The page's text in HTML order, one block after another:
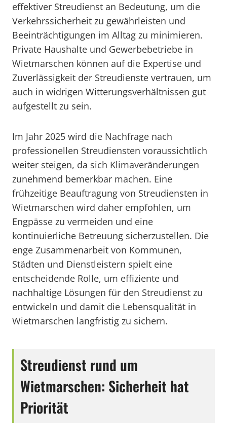
effektiver Streudienst an Bedeutung, um die
Verkehrssicherheit zu gewährleisten und
Beeinträchtigungen im Alltag zu minimieren.
Private Haushalte und Gewerbebetriebe in
Wietmarschen können auf die Expertise und
Zuverlässigkeit der Streudienste vertrauen, um
auch in widrigen Witterungsverhältnissen gut
aufgestellt zu sein.
Im Jahr 2025 wird die Nachfrage nach
professionellen Streudiensten voraussichtlich
weiter steigen, da sich Klimaveränderungen
zunehmend bemerkbar machen. Eine
frühzeitige Beauftragung von Streudiensten in
Wietmarschen wird daher empfohlen, um
Engpässe zu vermeiden und eine
kontinuierliche Betreuung sicherzustellen. Die
enge Zusammenarbeit von Kommunen,
Städten und Dienstleistern spielt eine
entscheidende Rolle, um effiziente und
nachhaltige Lösungen für den Streudienst zu
entwickeln und damit die Lebensqualität in
Wietmarschen langfristig zu sichern.
Streudienst rund um
Wietmarschen: Sicherheit hat
Priorität